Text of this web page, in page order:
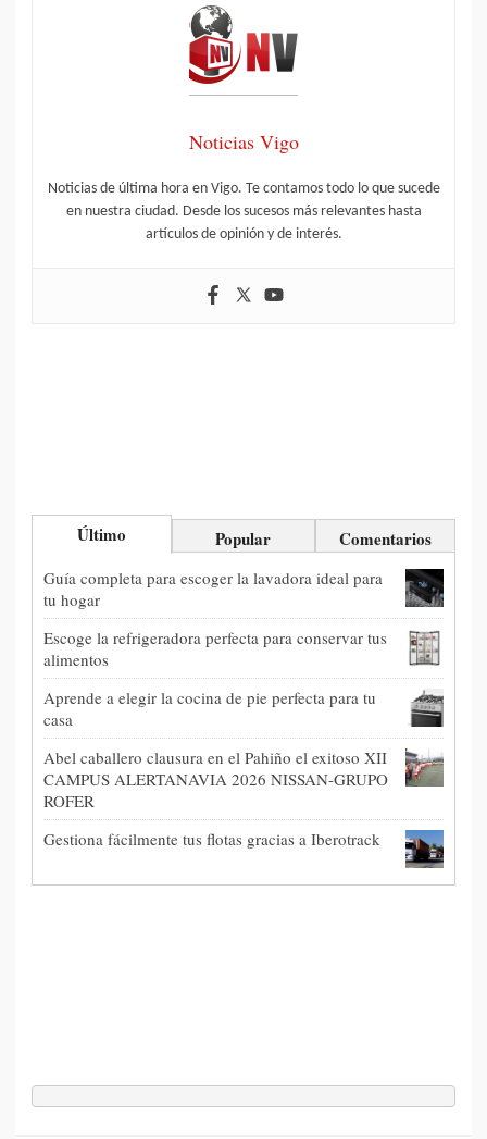
Noticias Vigo
Noticias de última hora en Vigo. Te contamos todo lo que sucede
en nuestra ciudad. Desde los sucesos más relevantes hasta
artículos de opinión y de interés.
Último Popular Comentarios
Guía completa para escoger la lavadora ideal para
tu hogar
Escoge la refrigeradora perfecta para conservar tus
alimentos
Aprende a elegir la cocina de pie perfecta para tu
casa
Abel caballero clausura en el Pahiño el exitoso XII
CAMPUS ALERTANAVIA 2026 NISSAN-GRUPO
ROFER
Gestiona fácilmente tus flotas gracias a Iberotrack